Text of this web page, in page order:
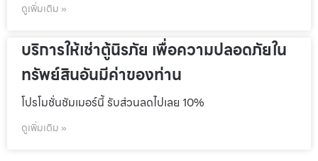
ดูเพิ่มเติม »
บริการให้เช่าตู้นิรภัย เพื่อความปลอดภัยใน
ทรัพย์สินอันมีค่าของท่าน
โปรโมชั่นชัมเมอร์นี้ รับส่วนลดไปเลย 10%
ดูเพิ่มเติม »